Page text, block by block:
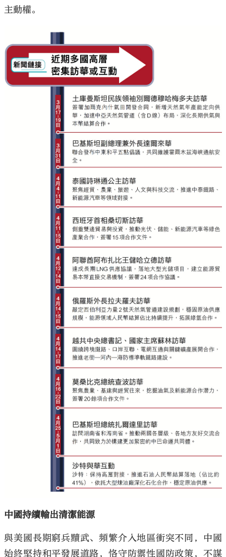
主動權。
中國持續輸出清潔能源
與美國長期窮兵黷武、頻繁介入地區衝突不同，中國
始終堅持和平發展道路，恪守防禦性國防政策，不謀